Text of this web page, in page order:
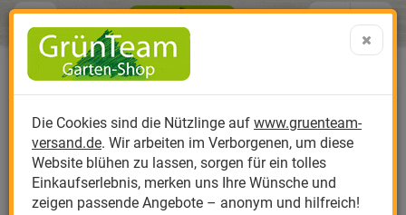
Produktkatalog
Anzucht
Dünger
Nützlinge Nützlinge gegen
Nützlingsarten
Hersteller
Biplantol
Felco
Gemüsegarten
Rasen
Aktuelle Themen
Schädlinge aktuell
Sparsets / Set-
Angebote
0 ARTIKEL IM WARENKORB
Ergebnisse () Fertig
Menü Search
Die Cookies sind die Nützlinge auf www.gruenteam-
versand.de. Wir arbeiten im Verborgenen, um diese
Website blühen zu lassen, sorgen für ein tolles
Einkaufserlebnis, merken uns Ihre Wünsche und
zeigen passende Angebote – anonym und hilfreich!